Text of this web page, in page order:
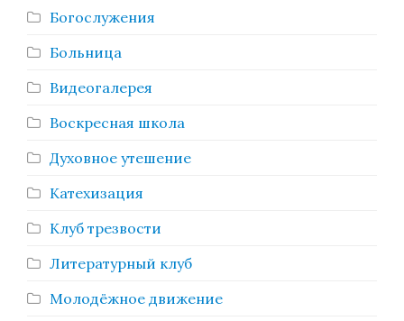
Богослужения
Больница
Видеогалерея
Воскресная школа
Духовное утешение
Катехизация
Клуб трезвости
Литературный клуб
Молодёжное движение